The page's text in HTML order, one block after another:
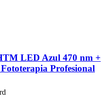
LED Azul 470 nm +
Profesional